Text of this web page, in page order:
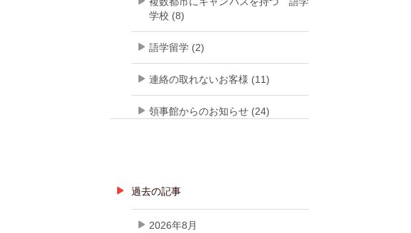
学校 (8)
語学留学 (2)
連絡の取れないお客様 (11)
領事館からのお知らせ (24)
過去の記事
2026年8月